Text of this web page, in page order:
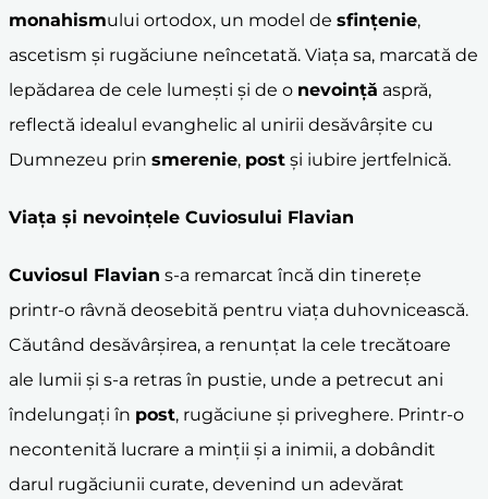
monahismului ortodox, un model de sfințenie,
ascetism și rugăciune neîncetată. Viața sa, marcată de
lepădarea de cele lumești și de o nevoință aspră,
reflectă idealul evanghelic al unirii desăvârșite cu
Dumnezeu prin smerenie, post și iubire jertfelnică.
Viața și nevoințele Cuviosului Flavian
Cuviosul Flavian s-a remarcat încă din tinerețe
printr-o râvnă deosebită pentru viața duhovnicească.
Căutând desăvârșirea, a renunțat la cele trecătoare
ale lumii și s-a retras în pustie, unde a petrecut ani
îndelungați în post, rugăciune și priveghere. Printr-o
necontenită lucrare a minții și a inimii, a dobândit
darul rugăciunii curate, devenind un adevărat